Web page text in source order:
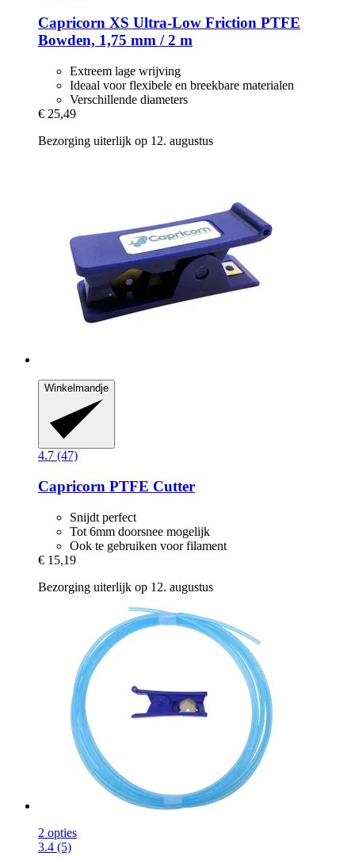
Capricorn XS Ultra-​Low Friction PTFE
Bowden, 1,75 mm / 2 m
Extreem lage wrijving
Ideaal voor flexibele en breekbare materialen
Verschillende diameters
€ 25,49
Bezorging uiterlijk op 12. augustus
Winkelmandje
4.7 (47)
Capricorn PTFE Cutter
Snijdt perfect
Tot 6mm doorsnee mogelijk
Ook te gebruiken voor filament
€ 15,19
Bezorging uiterlijk op 12. augustus
2 opties
3.4 (5)